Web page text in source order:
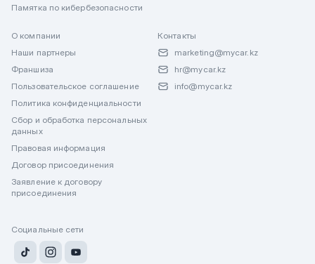
Памятка по кибербезопасности
О компании
Наши партнеры
Франшиза
Пользовательское соглашение
Политика конфиденциальности
Сбор и обработка персональных
данных
Правовая информация
Договор присоединения
Заявление к договору
присоединения
Контакты
marketing@mycar.kz
hr@mycar.kz
info@mycar.kz
Социальные сети